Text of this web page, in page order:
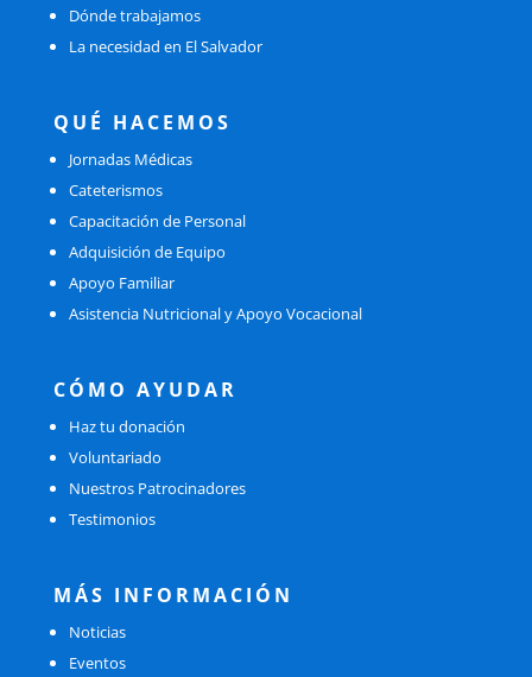
Dónde trabajamos
La necesidad en El Salvador
QUÉ HACEMOS
Jornadas Médicas
Cateterismos
Capacitación de Personal
Adquisición de Equipo
Apoyo Familiar
Asistencia Nutricional y Apoyo Vocacional
CÓMO AYUDAR
Haz tu donación
Voluntariado
Nuestros Patrocinadores
Testimonios
MÁS INFORMACIÓN
Noticias
Eventos